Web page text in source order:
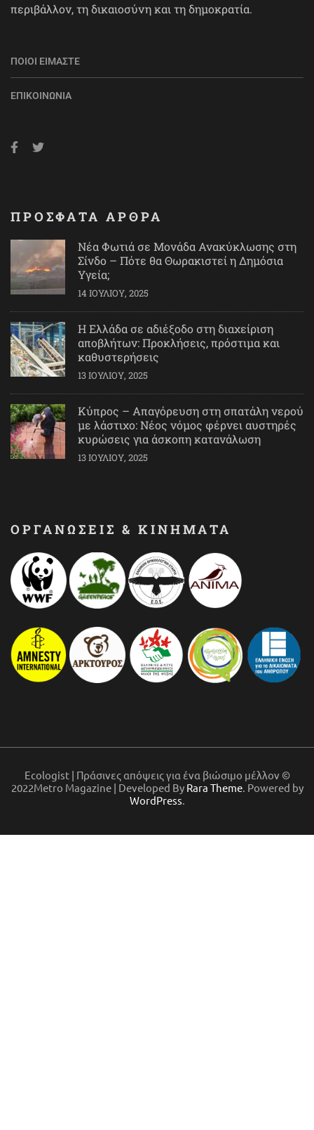
περιβάλλον, τη δικαιοσύνη και τη δημοκρατία.
ΠΟΙΟΙ ΕΊΜΑΣΤΕ
ΕΠΙΚΟΙΝΩΝΊΑ
ΠΡΟΣΦΑΤΑ ΑΡΘΡΑ
Νέα Φωτιά σε Μονάδα Ανακύκλωσης στη
Σίνδο – Πότε θα Θωρακιστεί η Δημόσια
Υγεία;
14 ΙΟΥΛΊΟΥ, 2025
Η Ελλάδα σε αδιέξοδο στη διαχείριση
αποβλήτων: Προκλήσεις, πρόστιμα και
καθυστερήσεις
13 ΙΟΥΛΊΟΥ, 2025
Κύπρος – Απαγόρευση στη σπατάλη νερού
με λάστιχο: Νέος νόμος φέρνει αυστηρές
κυρώσεις για άσκοπη κατανάλωση
13 ΙΟΥΛΊΟΥ, 2025
ΟΡΓΑΝΩΣΕΙΣ & ΚΙΝΗΜΑΤΑ
Ecologist | Πράσινες απόψεις για ένα βιώσιμο μέλλον ©
2022Metro Magazine | Developed By Rara Theme. Powered by
WordPress.